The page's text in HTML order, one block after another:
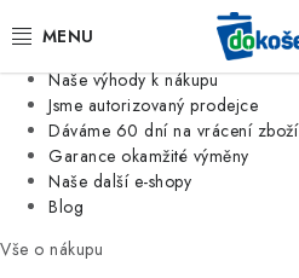
Jsme tradiční česká firma
Naše výhody k nákupu
Jsme autorizovaný prodejce
Dáváme 60 dní na vrácení zboží
Garance okamžité výměny
Naše další e-shopy
Blog
Vše o nákupu
KOŠE
SÁČKY